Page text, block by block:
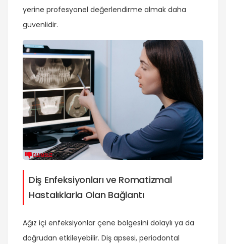
yerine profesyonel değerlendirme almak daha
güvenlidir.
Diş Enfeksiyonları ve Romatizmal
Hastalıklarla Olan Bağlantı
Ağız içi enfeksiyonlar çene bölgesini dolaylı ya da
doğrudan etkileyebilir. Diş apsesi, periodontal